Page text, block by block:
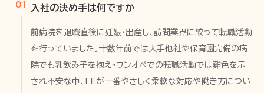
01 入社の決め手は何ですか
前病院を退職直後に妊娠・出産し、訪問業界に絞って転職活動
を行っていました。十数年前では大手他社や保育園完備の病
院でも乳飲み子を抱え・ワンオペでの転職活動では難色を示
され不安な中、LEが一番やさしく柔軟な対応や働き方につい